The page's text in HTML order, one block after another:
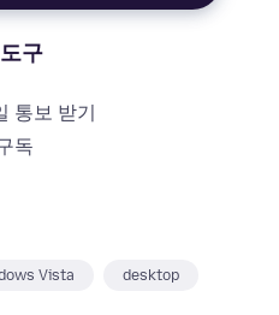
구
통보 받기
독
Vista desktop